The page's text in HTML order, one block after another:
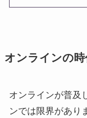
オンラインの
オンラインが普及
ンでは限界があり